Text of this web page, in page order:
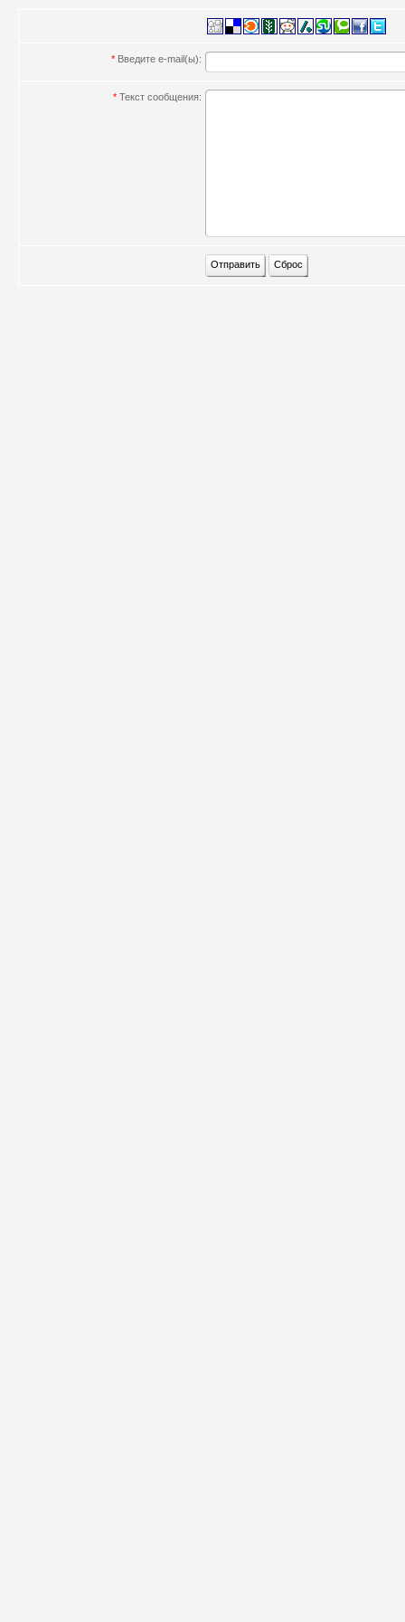
* Введите e-mail(ы):
* Текст сообщения: